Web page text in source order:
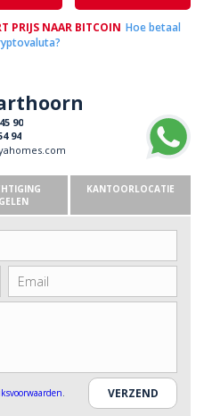
PRIJS NAAR BITCOIN Hoe betaal
90
94
KANTOORLOCATIE
.